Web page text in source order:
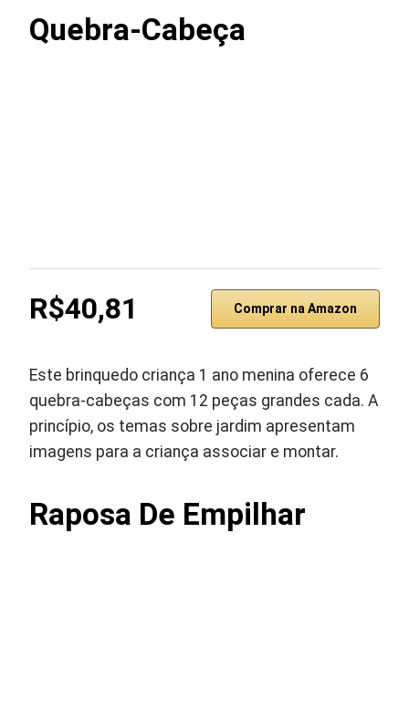
Quebra-Cabeça
R$40,81 Comprar na Amazon
Este brinquedo criança 1 ano menina oferece 6
quebra-cabeças com 12 peças grandes cada. A
princípio, os temas sobre jardim apresentam
imagens para a criança associar e montar.
Raposa De Empilhar